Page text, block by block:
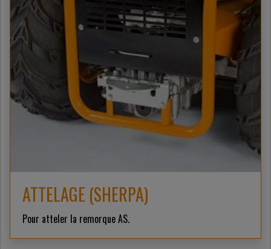
ATTELAGE (SHERPA)
Pour atteler la remorque AS.